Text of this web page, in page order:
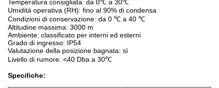
Temperatura consigliata: da 0℃ a 30℃
Umidità operativa (RH): fino al 90% di condensa
Condizioni di conservazione: da 0 ℃ a 40 ℃
Altitudine massima: 3000 m
Ambiente: classificato per interni ed esterni
Grado di ingresso: IP54
Valutazione della posizione bagnata: sì
Livello di rumore: <40 Dba a 30℃
Specifiche: